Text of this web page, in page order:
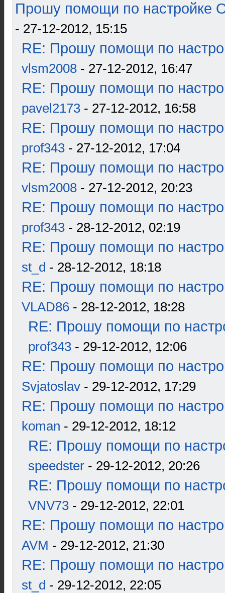
Прошу помощи по настройке
- 27-12-2012, 15:15
RE: Прошу помощи по
vlsm2008 - 27-12-2012, 16:47
RE: Прошу помощи по
pavel2173 - 27-12-2012, 16:58
RE: Прошу помощи по
prof343 - 27-12-2012, 17:04
RE: Прошу помощи по
vlsm2008 - 27-12-2012, 20:23
RE: Прошу помощи по
prof343 - 28-12-2012, 02:19
RE: Прошу помощи по
st_d - 28-12-2012, 18:18
RE: Прошу помощи по
VLAD86 - 28-12-2012, 18:28
RE: Прошу помощи по
prof343 - 29-12-2012, 12:06
RE: Прошу помощи по
Svjatoslav - 29-12-2012, 17:29
RE: Прошу помощи по
koman - 29-12-2012, 18:12
RE: Прошу помощи по
speedster - 29-12-2012, 20:26
RE: Прошу помощи по
VNV73 - 29-12-2012, 22:01
RE: Прошу помощи по
AVM - 29-12-2012, 21:30
RE: Прошу помощи по
st_d - 29-12-2012, 22:05